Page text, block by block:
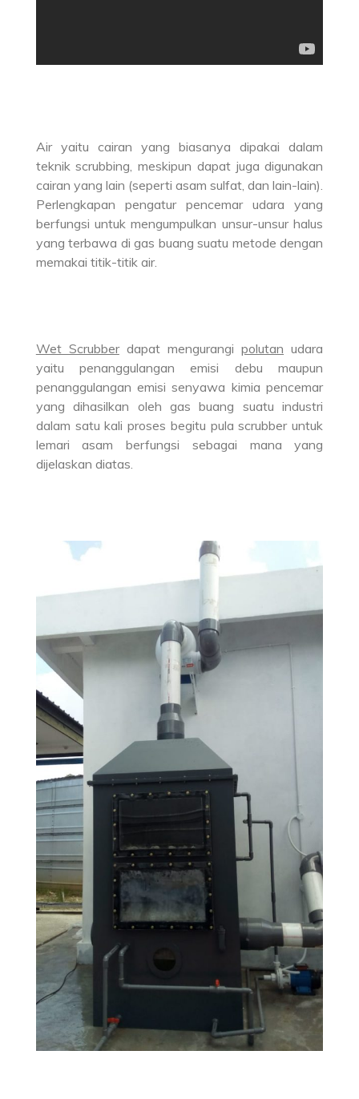
Air yaitu cairan yang biasanya dipakai dalam
teknik scrubbing, meskipun dapat juga digunakan
cairan yang lain (seperti asam sulfat, dan lain-lain).
Perlengkapan pengatur pencemar udara yang
berfungsi untuk mengumpulkan unsur-unsur halus
yang terbawa di gas buang suatu metode dengan
memakai titik-titik air.
Wet Scrubberdapat mengurangipolutan udara
yaitu penanggulangan emisi debu maupun
penanggulangan emisi senyawa kimia pencemar
yang dihasilkan oleh gas buang suatu industri
dalam satu kali proses begitu pula scrubber untuk
lemari asam berfungsi sebagai mana yang
dijelaskan diatas.